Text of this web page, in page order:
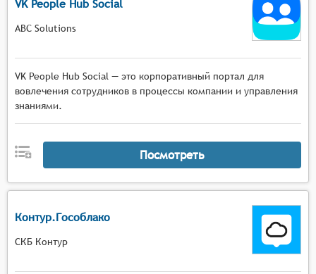
VK People Hub Social
ABC Solutions
VK People Hub Social — это корпоративный портал для
вовлечения сотрудников в процессы компании и управления
знаниями.
Посмотреть
Контур.Гособлако
СКБ Контур